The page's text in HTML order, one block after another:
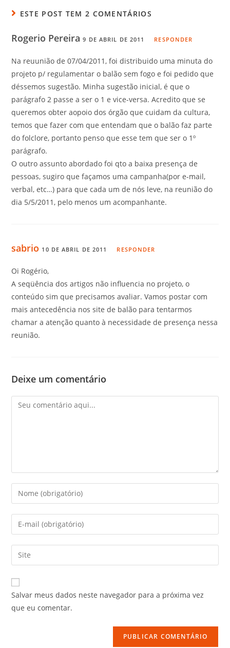
ESTE POST TEM 2 COMENTÁRIOS
Rogerio Pereira9 DE ABRIL DE 2011 RESPONDER
Na reuunião de 07/04/2011, foi distribuido uma minuta do
projeto p/ regulamentar o balão sem fogo e foi pedido que
déssemos sugestão. Minha sugestão inicial, é que o
parágrafo 2 passe a ser o 1 e vice-versa. Acredito que se
queremos obter aopoio dos órgão que cuidam da cultura,
temos que fazer com que entendam que o balão faz parte
do folclore, portanto penso que esse tem que ser o 1º
parágrafo.
O outro assunto abordado foi qto a baixa presença de
pessoas, sugiro que façamos uma campanha(por e-mail,
verbal, etc…) para que cada um de nós leve, na reunião do
dia 5/5/2011, pelo menos um acompanhante.
sabrio 10 DE ABRIL DE 2011 RESPONDER
Oi Rogério,
A seqüência dos artigos não influencia no projeto, o
conteúdo sim que precisamos avaliar. Vamos postar com
mais antecedência nos site de balão para tentarmos
chamar a atenção quanto à necessidade de presença nessa
reunião.
Deixe um comentário
Salvar meus dados neste navegador para a próxima vez
que eu comentar.